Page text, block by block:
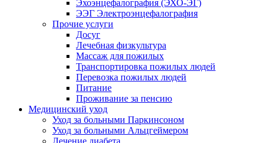
Эхоэнцефалография (ЭХО-ЭГ)
ЭЭГ Электроэнцефалография
Прочие услуги
Досуг
Лечебная физкультура
Массаж для пожилых
Транспортировка пожилых людей
Перевозка пожилых людей
Питание
Проживание за пенсию
Медицинский уход
Уход за больными Паркинсоном
Уход за больными Альцгеймером
Лечение диабета